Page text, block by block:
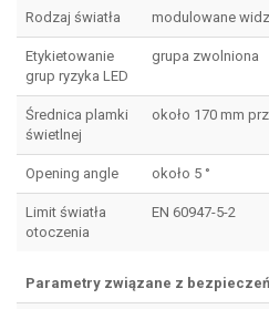
Rodzaj światła modulowane
Etykietowanie
grup ryzyka LED
grupa zwolniona
Średnica plamki
świetlnej
około 170 mm
Opening angle około 5 °
Limit światła
otoczenia
EN 60947-5-2
Parametry związane z